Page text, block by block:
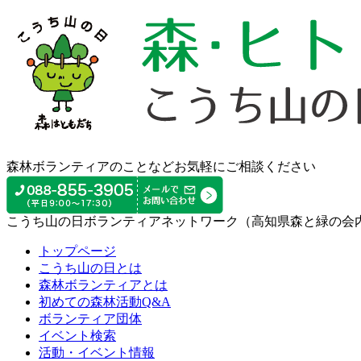
森林ボランティアのことなどお気軽にご相談ください
こうち山の日ボランティアネットワーク（高知県森と緑の会
トップページ
こうち山の日とは
森林ボランティアとは
初めての森林活動Q&A
ボランティア団体
イベント検索
活動・イベント情報